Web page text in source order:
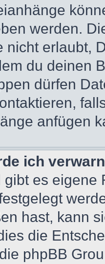
werden.
nicht erlaubt,
du deinen
dürfen
anfügen
ich
gibt es
hast, kann
die
phpBB